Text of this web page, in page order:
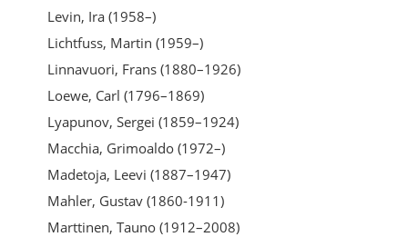
Levin, Ira (1958–)
Lichtfuss, Martin (1959–)
Linnavuori, Frans (1880–1926)
Loewe, Carl (1796–1869)
Lyapunov, Sergei (1859–1924)
Macchia, Grimoaldo (1972–)
Madetoja, Leevi (1887–1947)
Mahler, Gustav (1860-1911)
Marttinen, Tauno (1912–2008)